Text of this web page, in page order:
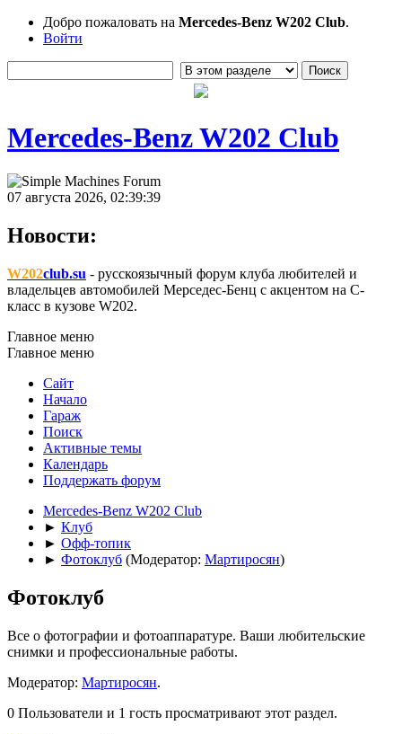
Добро пожаловать на Mercedes-Benz W202 Club.
Войти
Mercedes-Benz W202 Club
07 августа 2026, 02:39:39
Новости:
W202club.su - русскоязычный форум клуба любителей и
владельцев автомобилей Мерседес-Бенц с акцентом на C-
класс в кузове W202.
Главное меню
Главное меню
Сайт
Начало
Гараж
Поиск
Активные темы
Календарь
Поддержать форум
Mercedes-Benz W202 Club
► Клуб
► Офф-топик
► Фотоклуб (Модератор: Мартиросян)
Фотоклуб
Все о фотографии и фотоаппаратуре. Ваши любительские
снимки и профессиональные работы.
Модератор: Мартиросян.
0 Пользователи и 1 гость просматривают этот раздел.